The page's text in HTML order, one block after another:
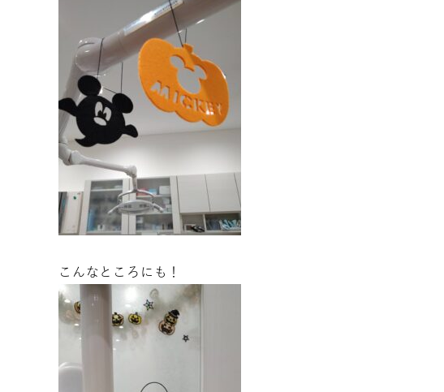
こんなところにも！